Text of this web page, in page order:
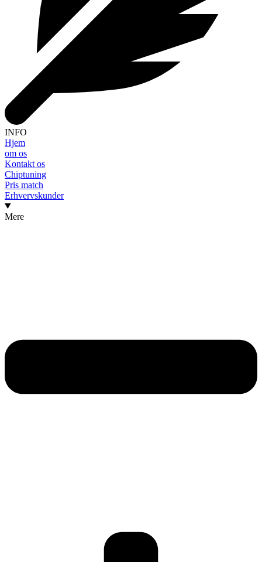
INFO
Hjem
om os
Kontakt os
Chiptuning
Pris match
Erhvervskunder
Mere